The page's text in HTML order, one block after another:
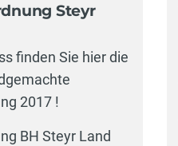
Steyr
finden Sie hier die
2017 !
BH Steyr Land